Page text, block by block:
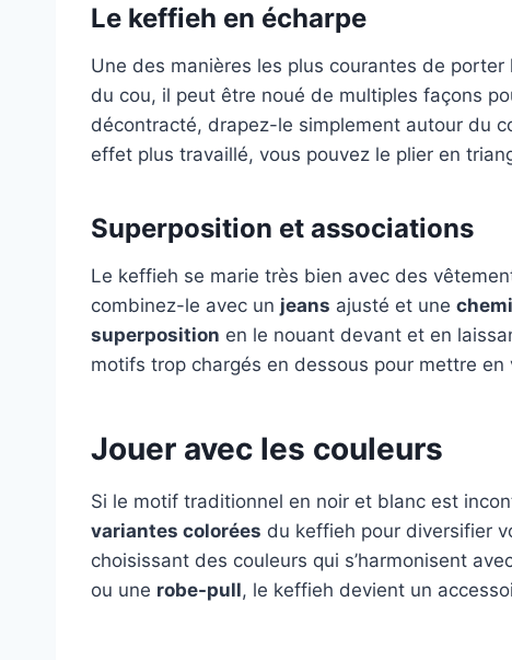
Le keffieh en écharpe
Une des manières les plus courantes de porter
du cou, il peut être noué de multiples façons
décontracté, drapez-le simplement autour du
effet plus travaillé, vous pouvez le plier en
Superposition et associations
Le keffieh se marie très bien avec des
combinez-le avec un jeans ajusté et une
superposition en le nouant devant et en
motifs trop chargés en dessous pour mettre en
Jouer avec les couleurs
Si le motif traditionnel en noir et blanc est
variantes colorées du keffieh pour diversifier
choisissant des couleurs qui s’harmonisent
ou une robe-pull, le keffieh devient un